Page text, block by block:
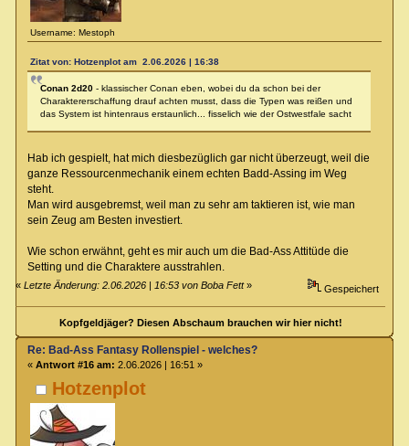
Username: Mestoph
Zitat von: Hotzenplot am 2.06.2026 | 16:38
Conan 2d20- klassischer Conan eben, wobei du da schon bei der
Charaktererschaffung drauf achten musst, dass die Typen was reißen und
das System ist hintenraus erstaunlich... fisselich wie der Ostwestfale sacht
Hab ich gespielt, hat mich diesbezüglich gar nicht überzeugt, weil die
ganze Ressourcenmechanik einem echten Badd-Assing im Weg
steht.
Man wird ausgebremst, weil man zu sehr am taktieren ist, wie man
sein Zeug am Besten investiert.
Wie schon erwähnt, geht es mir auch um die Bad-Ass Attitüde die
Setting und die Charaktere ausstrahlen.
«Letzte Änderung: 2.06.2026 | 16:53 von Boba Fett» Gespeichert
Kopfgeldjäger? Diesen Abschaum brauchen wir hier nicht!
Hotzenplot
Re: Bad-Ass Fantasy Rollenspiel - welches?
« Antwort #16 am: 2.06.2026 | 16:51 »